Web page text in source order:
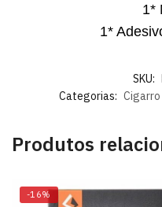
1*
1*
SKU:
Categorias:
Produtos
-16%